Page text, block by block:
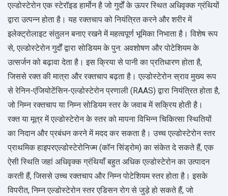
एल्डोस्टेरोन एक स्टेरॉइड हार्मोन है जो गुर्दों के ऊपर स्थित अधिवृक्क ग्रंथियों
द्वारा उत्पन्न होता है। यह रक्तचाप को नियंत्रित करने और शरीर में
इलेक्ट्रोलाइट संतुलन बनाए रखने में महत्वपूर्ण भूमिका निभाता है। विशेष रूप
से, एल्डोस्टेरोन गुर्दों द्वारा सोडियम के पुन: अवशोषण और पोटेशियम के
उत्सर्जन को बढ़ावा देता है। इस क्रिया से पानी का प्रतिधारण होता है,
जिससे रक्त की मात्रा और रक्तचाप बढ़ता है। एल्डोस्टेरोन स्राव मुख्य रूप
से रेनिन-एंजियोटेंसिन-एल्डोस्टेरोन प्रणाली (RAAS) द्वारा नियंत्रित होता है,
जो निम्न रक्तचाप या निम्न सोडियम स्तर के जवाब में सक्रिय होती है।
रक्त या मूत्र में एल्डोस्टेरोन के स्तर को मापना विभिन्न चिकित्सा स्थितियों
का निदान और प्रबंधन करने में मदद कर सकता है। उच्च एल्डोस्टेरोन स्तर
प्राथमिक हाइपरएल्डोस्टेरोनिज्म (कॉन सिंड्रोम) का संकेत दे सकते हैं, एक
ऐसी स्थिति जहां अधिवृक्क ग्रंथियाँ बहुत अधिक एल्डोस्टेरोन का उत्पादन
करती हैं, जिससे उच्च रक्तचाप और निम्न पोटेशियम स्तर होता है। इसके
विपरीत, निम्न एल्डोस्टेरोन स्तर एडिसन रोग से जुड़े हो सकते हैं, जो